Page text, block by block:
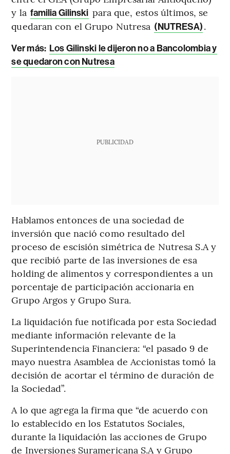
y la familia Gilinski para que, estos últimos, se
quedaran con el Grupo Nutresa (NUTRESA).
Ver más: Los Gilinski le dijeron no a Bancolombia y
se quedaron con Nutresa
PUBLICIDAD
Hablamos entonces de una sociedad de
inversión que nació como resultado del
proceso de escisión simétrica de Nutresa S.A y
que recibió parte de las inversiones de esa
holding de alimentos y correspondientes a un
porcentaje de participación accionaria en
Grupo Argos y Grupo Sura.
La liquidación fue notificada por esta Sociedad
mediante información relevante de la
Superintendencia Financiera: “el pasado 9 de
mayo nuestra Asamblea de Accionistas tomó la
decisión de acortar el término de duración de
la Sociedad”.
A lo que agrega la firma que “de acuerdo con
lo establecido en los Estatutos Sociales,
durante la liquidación las acciones de Grupo
de Inversiones Suramericana S.A y Grupo